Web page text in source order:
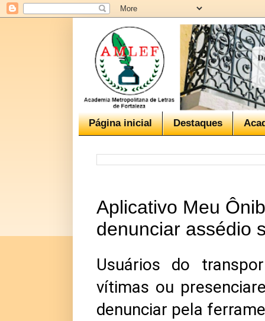
Página inicial Destaques
Aplicativo Meu
denunciar assédio
Usuários do
vítimas ou
denunciar pela